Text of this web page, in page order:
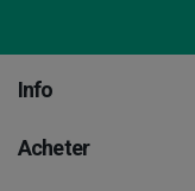
Info
Acheter